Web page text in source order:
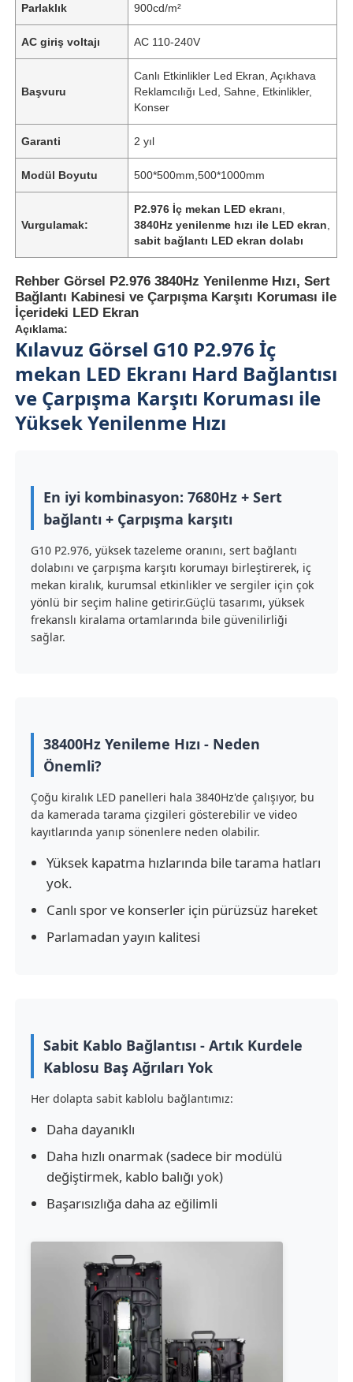
Ana Sayfa
Ürünler
Hakkımızda
Fabrika turu
Kalite kontrolü
Bize Ulaşın
Bir İndirim İste
LED ekran ekranı
Sahne LED ekran kiralama
Cob LED video duvarı
Şeffaf LED ekran
Parlaklık 900cd/m²
AC giriş voltajı AC 110-240V
Başvuru
Canlı Etkinlikler Led Ekran, Açıkhava
Reklamcılığı Led, Sahne, Etkinlikler,
Konser
Garanti 2 yıl
Modül Boyutu 500*500mm,500*1000mm
Vurgulamak:
P2.976 İç mekan LED ekranı
3840Hz yenilenme hızı ile LED ekran
sabit bağlantı LED ekran dolabı
Rehber Görsel P2.976 3840Hz Yenilenme Hızı, Sert
Bağlantı Kabinesi ve Çarpışma Karşıtı Koruması ile
İçerideki LED Ekran
Açıklama:
Kılavuz Görsel G10 P2.976 İç
mekan LED Ekranı Hard Bağlantısı
ve Çarpışma Karşıtı Koruması ile
Yüksek Yenilenme Hızı
En iyi kombinasyon: 7680Hz + Sert
bağlantı + Çarpışma karşıtı
G10 P2.976, yüksek tazeleme oranını, sert bağlantı
dolabını ve çarpışma karşıtı korumayı birleştirerek, iç
mekan kiralık, kurumsal etkinlikler ve sergiler için çok
yönlü bir seçim haline getirir.Güçlü tasarımı, yüksek
frekanslı kiralama ortamlarında bile güvenilirliği
sağlar.
38400Hz Yenileme Hızı - Neden
Önemli?
Çoğu kiralık LED panelleri hala 3840Hz'de çalışıyor, bu
da kamerada tarama çizgileri gösterebilir ve video
kayıtlarında yanıp sönenlere neden olabilir.
Yüksek kapatma hızlarında bile tarama hatları
yok.
Canlı spor ve konserler için pürüzsüz hareket
Parlamadan yayın kalitesi
Sabit Kablo Bağlantısı - Artık Kurdele
Kablosu Baş Ağrıları Yok
Her dolapta sabit kablolu bağlantımız:
Daha dayanıklı
Daha hızlı onarmak (sadece bir modülü
değiştirmek, kablo balığı yok)
Başarısızlığa daha az eğilimli